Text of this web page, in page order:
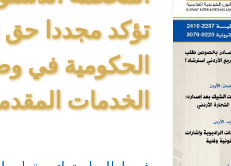
تؤكد مجددا حق
الحكومية في
الخدمات